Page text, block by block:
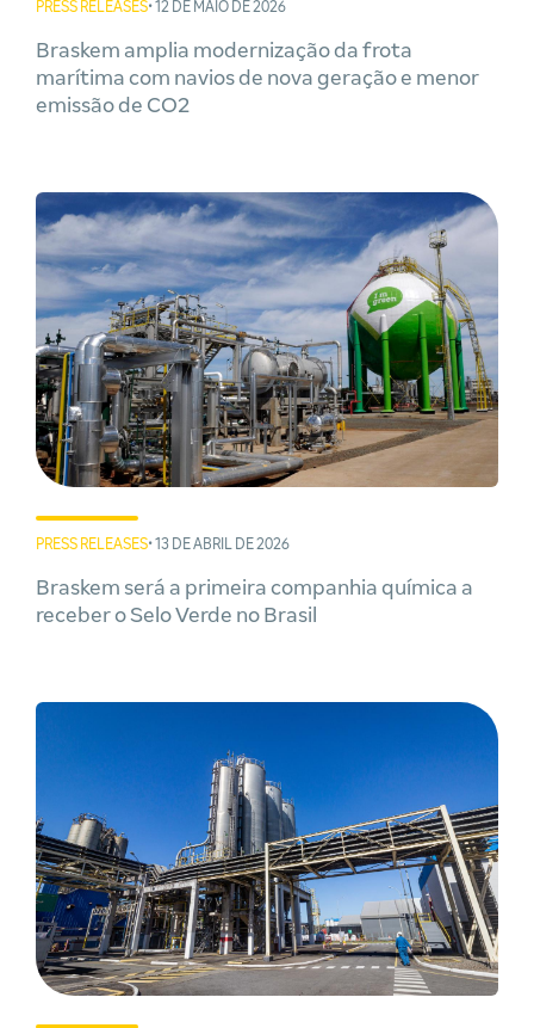
PRESS RELEASES• 12 DE MAIO DE 2026
Braskem amplia modernização da frota
marítima com navios de nova geração e menor
emissão de CO2
PRESS RELEASES• 13 DE ABRIL DE 2026
Braskem será a primeira companhia química a
receber o Selo Verde no Brasil